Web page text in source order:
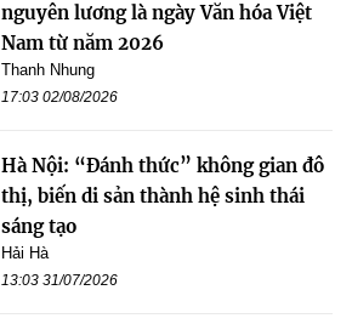
nguyên lương là ngày Văn hóa Việt
Nam từ năm 2026
Thanh Nhung
17:03 02/08/2026
Hà Nội: “Đánh thức” không gian đô
thị, biến di sản thành hệ sinh thái
sáng tạo
Hải Hà
13:03 31/07/2026